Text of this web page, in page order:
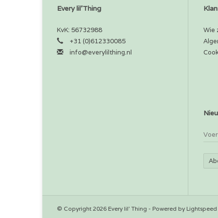
Every lil'Thing
KvK: 56732988
+31 (0)612330085
info@everylilthing.nl
Wie
© Copyright 2026 Every lil' Thing - Powered by Lightspeed